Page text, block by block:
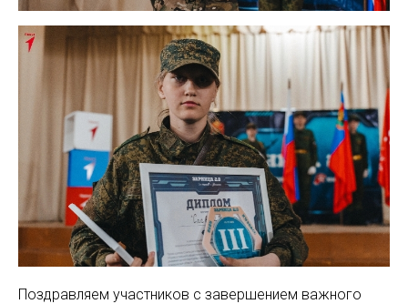
Поздравляем участников с завершением важного